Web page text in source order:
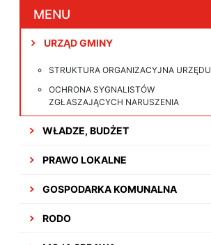
MENU
URZĄD GMINY
STRUKTURA ORGANIZACYJNA URZĘDU
OCHRONA SYGNALISTÓW
ZGŁASZAJĄCYCH NARUSZENIA
WŁADZE, BUDŻET
PRAWO LOKALNE
GOSPODARKA KOMUNALNA
RODO